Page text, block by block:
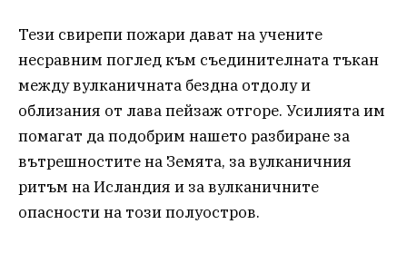
Тези свирепи пожари дават на учените
несравним поглед към съединителната тъкан
между вулканичната бездна отдолу и
облизания от лава пейзаж отгоре. Усилията им
помагат да подобрим нашето разбиране за
вътрешностите на Земята, за вулканичния
ритъм на Исландия и за вулканичните
опасности на този полуостров.